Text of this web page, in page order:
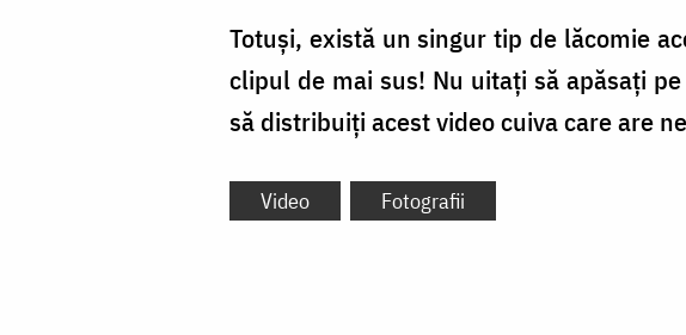
Totuși, există un singur tip de lăcomie
clipul de mai sus! Nu uitați să apăsați
să distribuiți acest video cuiva care are
Video Fotografii